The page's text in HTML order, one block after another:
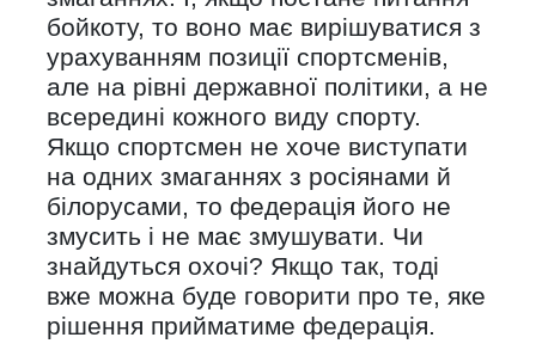
бойкоту, то воно має вирішуватися з
урахуванням позиції спортсменів,
але на рівні державної політики, а не
всередині кожного виду спорту.
Якщо спортсмен не хоче виступати
на одних змаганнях з росіянами й
білорусами, то федерація його не
змусить і не має змушувати. Чи
знайдуться охочі? Якщо так, тоді
вже можна буде говорити про те, яке
рішення прийматиме федерація.